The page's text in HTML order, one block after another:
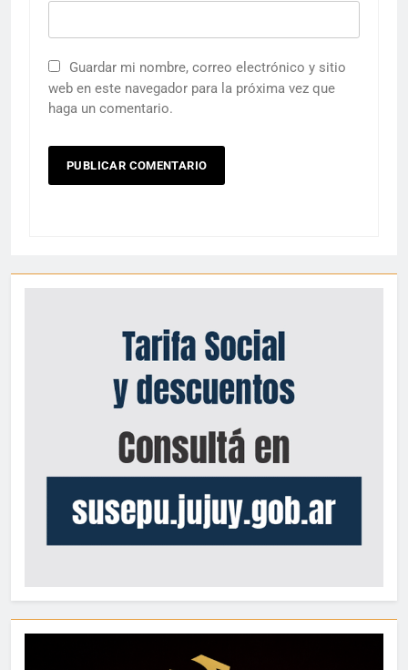
Guardar mi nombre, correo electrónico y sitio
web en este navegador para la próxima vez que
haga un comentario.